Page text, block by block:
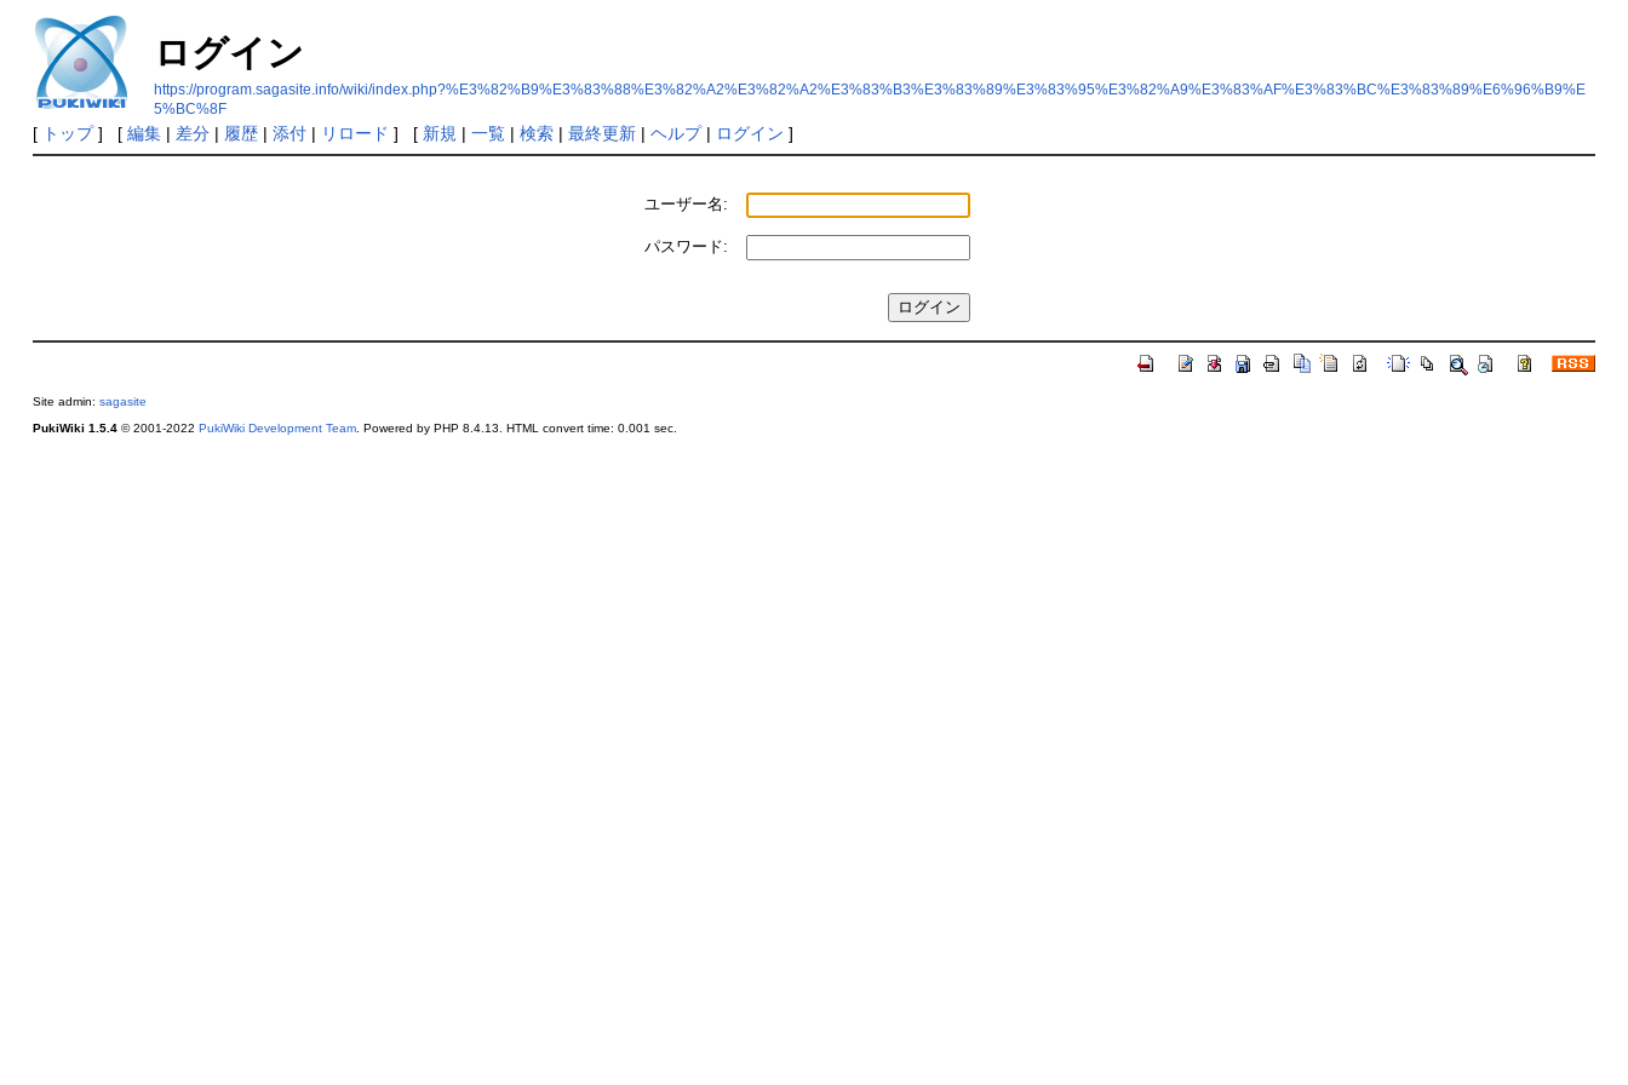
ログイン
https://program.sagasite.info/wiki/index.php?%E3%82%B9%E3%83%88%E3%82%A2%E3%82%A2%E3%83%B3%E3%83%89%E3%83%95%E3%82%A9%E3%83%AF%E3%83%BC%E3%83%89%E6%96%B9%E
5%BC%8F
[ トップ] [ 編集| 差分| 履歴| 添付| リロード ] [ 新規 | 一覧| 検索| 最終更新| ヘルプ| ログイン ]
ユーザー名:
パスワード:
Site admin: sagasite
PukiWiki 1.5.4© 2001-2022 PukiWiki Development Team. Powered by PHP 8.4.13. HTML convert time: 0.001 sec.